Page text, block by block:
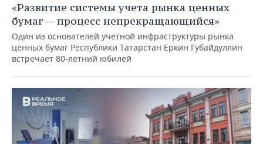
«Развитие системы учета рынка ценных
бумаг — процесс непрекращающийся»
Один из основателей учетной инфраструктуры рынка
ценных бумаг Республики Татарстан Еркин Губайдуллин
встречает 80-летний юбилей